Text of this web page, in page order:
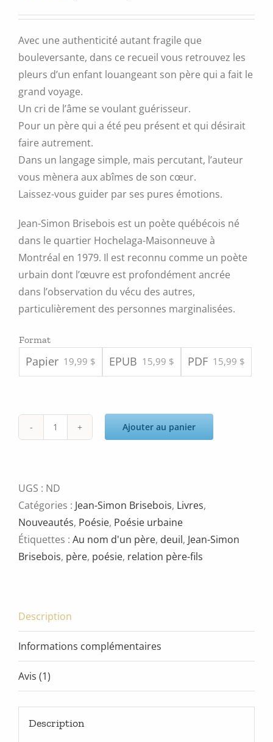
3.00sur
sur
notation
client
Avec une authenticité autant fragile que
bouleversante, dans ce recueil vous retrouvez les
pleurs d’un enfant louangeant son père qui a fait le
grand voyage.
Un cri de l’âme se voulant guérisseur.
Pour un père qui a été peu présent et qui désirait
faire autrement.
Dans un langage simple, mais percutant, l’auteur
vous mènera aux abîmes de son cœur.
Laissez-vous guider par ses pures émotions.
Jean-Simon Brisebois est un poète québécois né
dans le quartier Hochelaga-Maisonneuve à
Montréal en 1979. Il est reconnu comme un poète
urbain dont l’œuvre est profondément ancrée
dans l’observation du vécu des autres,
particulièrement des personnes marginalisées.
Format
Papier 19,99 $ EPUB 15,99 $ PDF 15,99 $
quantité
nom
d'un
père
Ajouter au panier
UGS : ND
Catégories : Jean-Simon Brisebois, Livres,
Nouveautés, Poésie, Poésie urbaine
Étiquettes : Au nom d'un père, deuil, Jean-Simon
Brisebois, père, poésie, relation père-fils
Description
Informations complémentaires
Avis (1)
Description